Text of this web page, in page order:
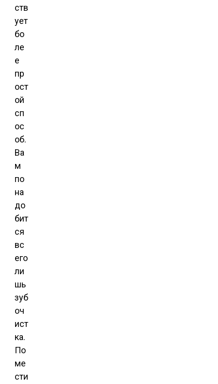
ств
ует
бо
ле
е
пр
ост
ой
сп
ос
об.
Ва
м
по
на
до
бит
ся
вс
его
ли
шь
зуб
оч
ист
ка.
По
ме
сти